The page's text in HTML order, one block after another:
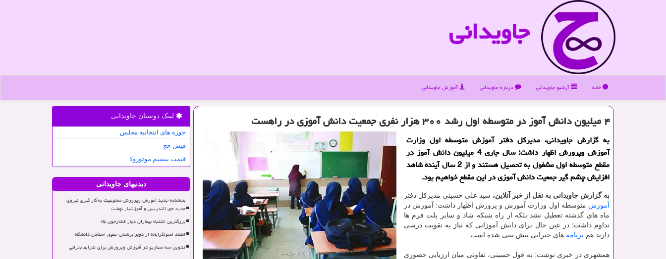
جاویدانی
خانه آرشیو جاویدانی درباره جاویدانی آموزش جاویدانی
۴ میلیون دانش آموز در متوسطه اول رشد ۳۰۰ هزار نفری جمعیت دانش آموزی در راهست
به گزارش جاویدانی، مدیرکل دفتر آموزش متوسطه اول وزارت
آموزش وپرورش اظهار داشت: سال جاری 4 میلیون دانش آموز در
مقطع متوسطه اول مشغول به تحصیل هستند و از 2 سال آینده شاهد
افزایش چشم گیر جمعیت دانش آموزی در این مقطع خواهیم بود.
به گزارش جاویدانی به نقل از خبر آنلاین، سید علی حسینی مدیرکل دفتر
آموزش متوسطه اول وزارت آموزش و پرورش اظهار داشت: آموزش در
ماه های گذشته تعطیل نشد بلکه از راه شبکه شاد و سایر پلت فرم ها
تداوم داشت؛ در عین حال برای دانش آموزانی که نیاز به تقویت درسی
دارند هم برنامه های جبرانی پیش بینی شده است.
همشهری در خبری نوشت: به قول حسینی، تفاوتی میان ارزیابی حضوری
لینک دوستان جاویدانی
حوزه های انتخابیه مجلس
فیش حج
قیمت بیسیم موتورولا
دیدنیهای جاویدانی
بخشنامه جدید آموزش وپرورش ممنوعیت به کار گیری نیروی
جدید حق التدریس و آموزشیار نهضت
بزرگترین اشتباه بیماران دچار فشارخون بالا
انتقاد اصولگرایانه از دوبرابرشدن حقوق استادن دانشگاه
تدوین سه سناریو در آموزش وپرورش برای شرایط بحرانی